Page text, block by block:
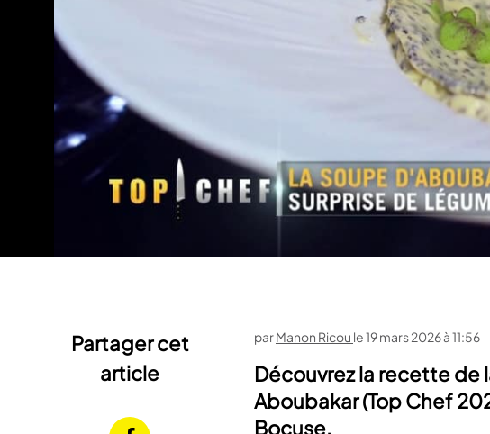
Partager cet
article
parManon Ricou le19 mars 2026 à 11:56
Découvrez la recette de
Aboubakar (Top Chef
Bocuse.